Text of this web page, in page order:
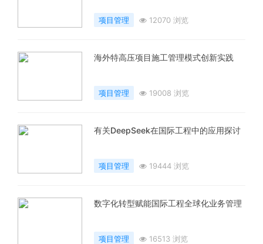
项目管理 12070 浏览
海外特高压项目施工管理模式创新实践
项目管理 19008 浏览
有关DeepSeek在国际工程中的应用探讨
项目管理 19444 浏览
数字化转型赋能国际工程全球化业务管理
项目管理 16513 浏览